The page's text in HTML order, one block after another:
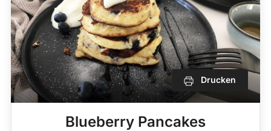
Drucken
Blueberry Pancakes